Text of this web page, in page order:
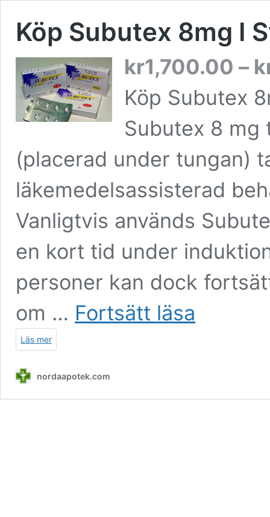
Köp Subutex 8mg I
kr1,700.00 –
Köp Subutex
Subutex 8 mg
(placerad under tungan)
läkemedelsassisterad
Vanligtvis används
en kort tid under
personer kan dock
om … Fortsätt läsa
Läs mer
nordaapotek.com